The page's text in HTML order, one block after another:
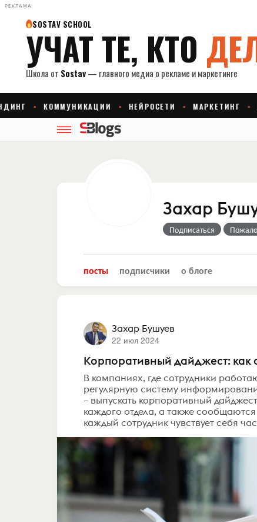
РЕКЛАМА
Захар
Подписаться
посты подписчики о блоге
Захар Бушуев
22 июл 2024
Корпоративный дайджест: как
В компаниях, где сотрудники
регулярную систему
– выпускать корпоративный
каждого отдела, а также
каждый сотрудник чувствует себя